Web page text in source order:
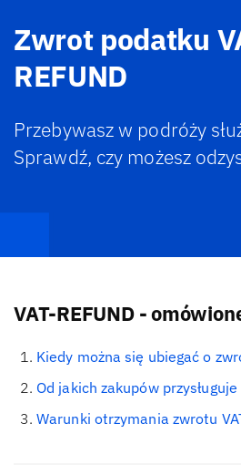
Zwrot podatku
REFUND
Przebywasz w podróży
Sprawdź, czy możesz
VAT-REFUND -
Kiedy można się ubiegać o
Od jakich zakupów przysługuje
Warunki otrzymania zwrotu